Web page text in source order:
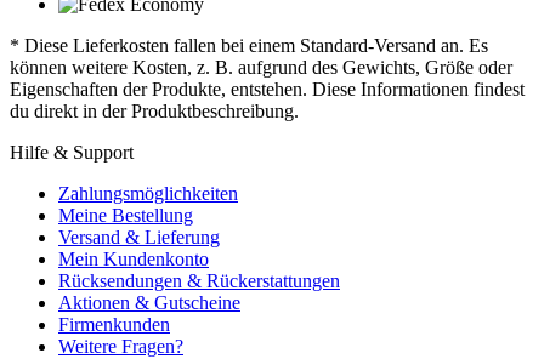
* Diese Lieferkosten fallen bei einem Standard-Versand an. Es
können weitere Kosten, z. B. aufgrund des Gewichts, Größe oder
Eigenschaften der Produkte, entstehen. Diese Informationen findest
du direkt in der Produktbeschreibung.
Hilfe & Support
Zahlungsmöglichkeiten
Meine Bestellung
Versand & Lieferung
Mein Kundenkonto
Rücksendungen & Rückerstattungen
Aktionen & Gutscheine
Firmenkunden
Weitere Fragen?